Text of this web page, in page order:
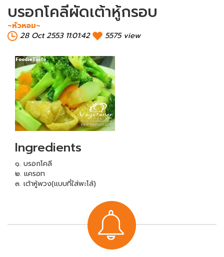
บรอกโคลีผัดเต้าหู้กรอบ
~หัวหอม~
28 Oct 2553 11:01:42
5575 view
Ingredients
๑. บรอกโคลี
๒. แครอท
๓. เต้าหู้พวง(แบบที่ใส่พะโล้)